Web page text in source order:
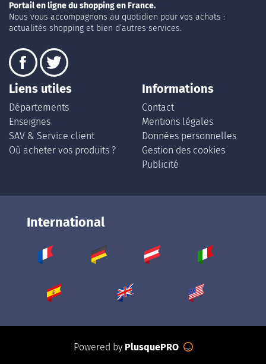
Portail en ligne du shopping en France.
Nous vous accompagnons au quotidien pour vos achats :
actualités shopping et bien d’autres services.
Liens utiles
Départements
Enseignes
SAV & Service client
Où acheter vos produits ?
Informations
Contact
Mentions légales
Données personnelles
Gestion des cookies
Publicité
International
Powered by PlusquePRO